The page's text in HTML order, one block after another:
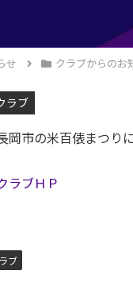
せ クラブからのお
ラブ
岡市の米百俵まつり
ラブＨＰ
ブ